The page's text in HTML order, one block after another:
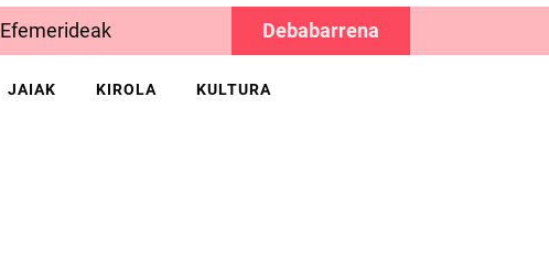
Efemerideak Debabarrena
JAIAK KIROLA KULTURA